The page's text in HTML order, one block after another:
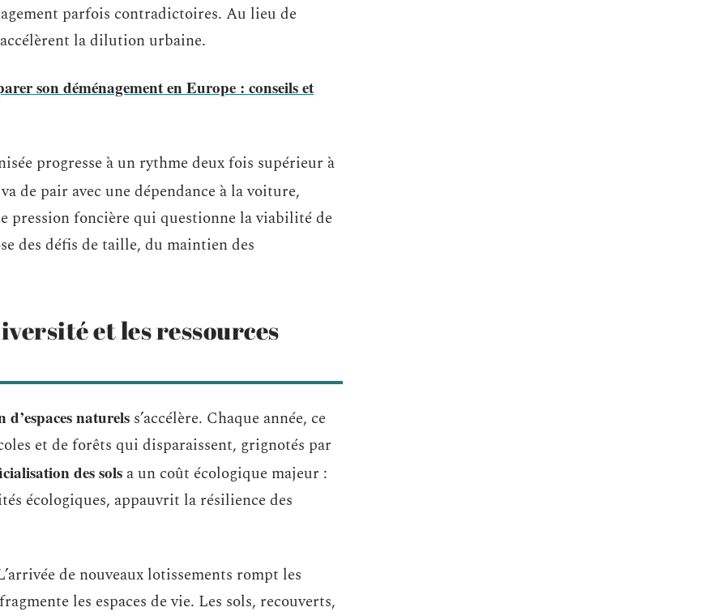
parfois contradictoires. Au lieu de
la dilution urbaine.
son déménagement en Europe : conseils et
progresse à un rythme deux fois supérieur à
va de pair avec une dépendance à la voiture,
pression foncière qui questionne la viabilité de
des défis de taille, du maintien des
et les ressources
naturels s’accélère. Chaque année, ce
et de forêts qui disparaissent, grignotés par
des sols a un coût écologique majeur :
écologiques, appauvrit la résilience des
de nouveaux lotissements rompt les
les espaces de vie. Les sols, recouverts,